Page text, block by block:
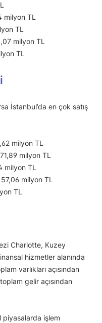
milyon TL
TL
milyon TL
TL
İstanbul’da en çok satış
milyon TL
milyon TL
milyon TL
milyon TL
TL
Charlotte, Kuzey
hizmetler alanında
varlıkları açısından
gelir açısından
piyasalarda işlem